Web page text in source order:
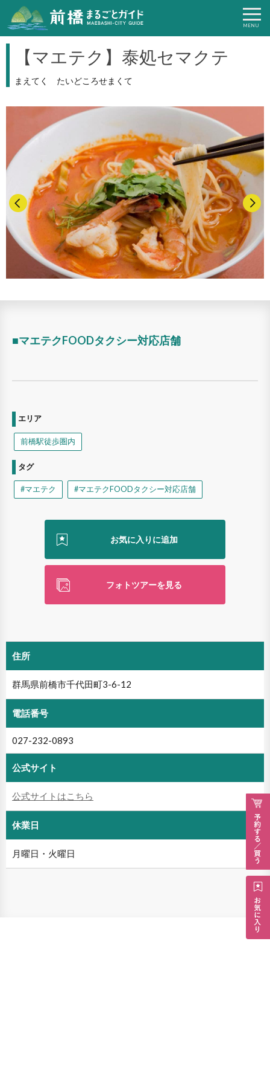
【マエテク】泰処セマクテ
まえてく たいどころせまくて
■マエテクFOODタクシー対応店舗
エリア
前橋駅徒歩圏内
タグ
#マエテク #マエテクFOODタクシー対応店舗
フォトツアーを見る
住所
群馬県前橋市千代田町3-6-12
電話番号
027-232-0893
公式サイト
公式サイトはこちら
休業日
月曜日・火曜日